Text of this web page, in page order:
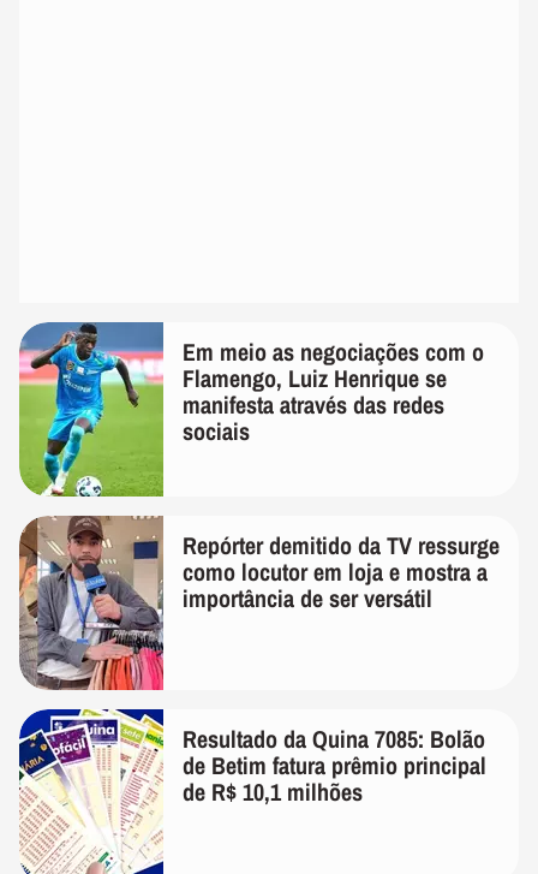
Em meio as negociações com o
Flamengo, Luiz Henrique se
manifesta através das redes
sociais
Repórter demitido da TV ressurge
como locutor em loja e mostra a
importância de ser versátil
Resultado da Quina 7085: Bolão
de Betim fatura prêmio principal
de R$ 10,1 milhões